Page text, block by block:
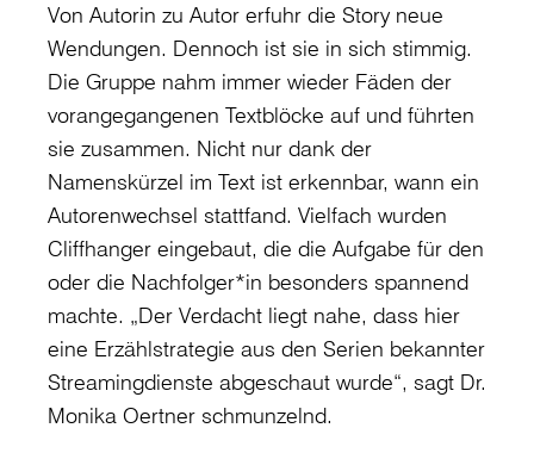
Von Autorin zu Autor erfuhr die Story neue
Wendungen. Dennoch ist sie in sich stimmig.
Die Gruppe nahm immer wieder Fäden der
vorangegangenen Textblöcke auf und führten
sie zusammen. Nicht nur dank der
Namenskürzel im Text ist erkennbar, wann ein
Autorenwechsel stattfand. Vielfach wurden
Cliffhanger eingebaut, die die Aufgabe für den
oder die Nachfolger*in besonders spannend
machte. „Der Verdacht liegt nahe, dass hier
eine Erzählstrategie aus den Serien bekannter
Streamingdienste abgeschaut wurde“, sagt Dr.
Monika Oertner schmunzelnd.